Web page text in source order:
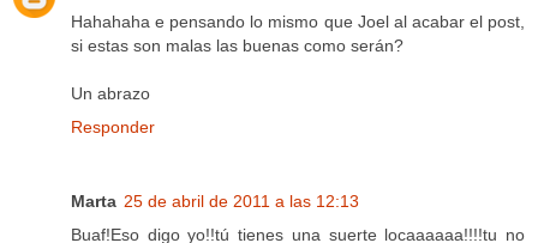
Hahahaha e pensando lo mismo que Joel al acabar el post,
si estas son malas las buenas como serán?
Un abrazo
Responder
Marta 25 de abril de 2011 a las 12:13
Buaf!Eso digo yo!!tú tienes una suerte locaaaaaa!!!!tu no